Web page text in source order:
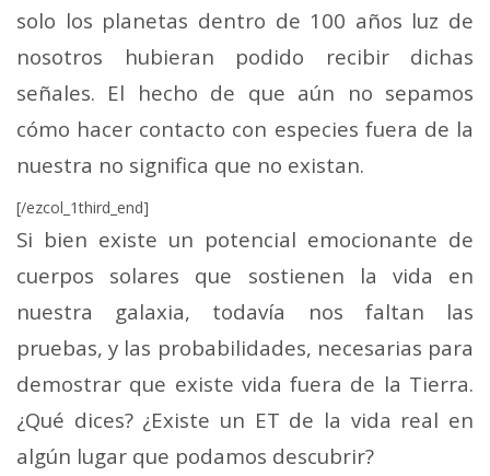
solo los planetas dentro de 100 años luz de
nosotros hubieran podido recibir dichas
señales. El hecho de que aún no sepamos
cómo hacer contacto con especies fuera de la
nuestra no significa que no existan.
[/ezcol_1third_end]
Si bien existe un potencial emocionante de
cuerpos solares que sostienen la vida en
nuestra galaxia, todavía nos faltan las
pruebas, y las probabilidades, necesarias para
demostrar que existe vida fuera de la Tierra.
¿Qué dices? ¿Existe un ET de la vida real en
algún lugar que podamos descubrir?